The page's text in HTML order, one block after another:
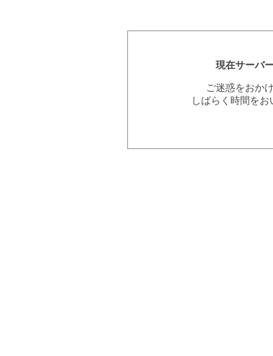
現在サーバ
ご迷惑をおか
しばらく時間を